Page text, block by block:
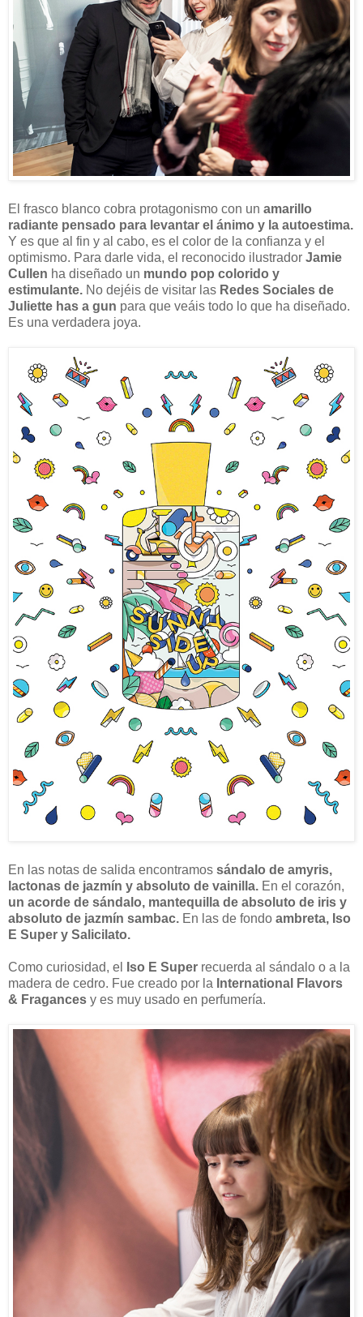
El frasco blanco cobra protagonismo con un amarillo
radiante pensado para levantar el ánimo y la autoestima.
Y es que al fin y al cabo, es el color de la confianza y el
optimismo. Para darle vida, el reconocido ilustrador Jamie
Cullen ha diseñado un mundo pop colorido y
estimulante. No dejéis de visitar las Redes Sociales de
Juliette has a gun para que veáis todo lo que ha diseñado.
Es una verdadera joya.
En las notas de salida encontramos sándalo de amyris,
lactonas de jazmín y absoluto de vainilla. En el corazón,
un acorde de sándalo, mantequilla de absoluto de iris y
absoluto de jazmín sambac. En las de fondo ambreta, Iso
E Super y Salicilato.
Como curiosidad, el Iso E Super recuerda al sándalo o a la
madera de cedro. Fue creado por la International Flavors
& Fragances y es muy usado en perfumería.